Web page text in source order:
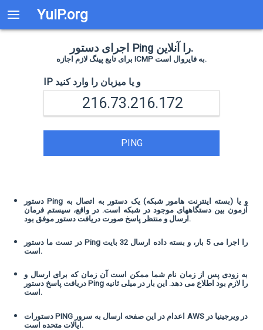
YuIP.org
اجرای دستور Ping را آنلاین.
برای تابع پینگ لازم اجازه ICMP به فایروال است.
IP و یا میزبان را وارد کنید
PING
دستور Ping و یا (بسته اینترنت هامور شبکه) یک دستور به اتصال به
آزمون بین دستگاههای موجود در شبکه است. در واقع، سیستم فرمان
ارسال و منتظر پاسخ صورت دریافت دستور موفق بود.
در تست ما دستور Ping را اجرا می 5 بار، و بسته داده ارسال 32 بایت
است.
به زودی پس از زمان نام شما ممکن است آن زمان که برای ارسال و
دریافت پاسخ دستور Ping را لازم بود اطلاع می دهد. این بار در میلی ثانیه
است.
دستورات PING اعدام در این صفحه ارسال به سرور AWS در ویرجینیا در
ایالات متحده است.